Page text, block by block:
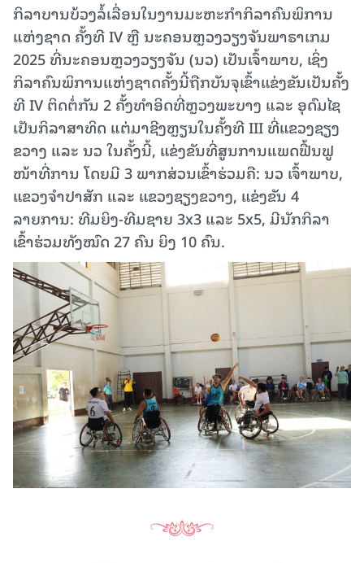
ກິລາບານບ້ວງລໍ້ເລື່ອນໃນງານມະຫະກໍາກິລາຄົນພິການ
ແຫ່ງຊາດ ຄັ້ງທີ IV ຫຼື ນະຄອນຫຼວງວຽງຈັນພາຣາເກມ
2025 ທີ່ນະຄອນຫຼວງວຽງຈັນ (ນວ) ເປັນເຈົ້າພາບ, ເຊິ່ງ
ກິລາຄົນພິການແຫ່ງຊາດຄັ້ງນີ້ຖືກບັນຈຸເຂົ້າແຂ່ງຂັນເປັນຄັ້ງ
ທີ IV ຕິດຕໍ່ກັນ 2 ຄັ້ງທຳອິດທີ່ຫຼວງພະບາງ ແລະ ອຸດົມໄຊ
ເປັນກິລາສາທິດ ແຕ່ມາຊີງຫຼຽນໃນຄັ້ງທີ III ທີ່ແຂວງຊຽງ
ຂວາງ ແລະ ນວ ໃນຄັ້ງນີ້, ແຂ່ງຂັນທີ່ສູນການແພດຟື້ນຟູ
ໜ້າທີ່ການ ໂດຍມີ 3 ພາກສ່ວນເຂົ້າຮ່ວມຄື: ນວ ເຈົ້າພາບ,
ແຂວງຈຳປາສັກ ແລະ ແຂວງຊຽງຂວາງ, ແຂ່ງຂັນ 4
ລາຍການ: ທີມຍິງ-ທີມຊາຍ 3x3 ແລະ 5x5, ມີນັກກິລາ
ເຂົ້າຮ່ວມທັງໝົດ 27 ຄົນ ຍິງ 10 ຄົນ.